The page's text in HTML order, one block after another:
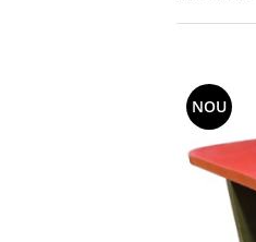
NOU